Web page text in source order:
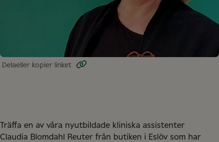
Delaeller kopier linket
Träffa en av våra nyutbildade kliniska assistenter
Claudia Blomdahl Reuter från butiken i Eslöv som har